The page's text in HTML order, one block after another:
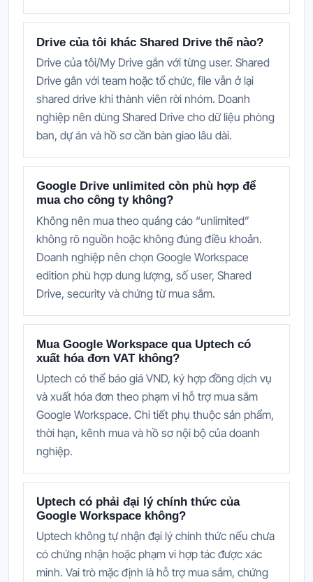
Drive của tôi khác Shared Drive thế nào?
Drive của tôi/My Drive gắn với từng user. Shared
Drive gắn với team hoặc tổ chức, file vẫn ở lại
shared drive khi thành viên rời nhóm. Doanh
nghiệp nên dùng Shared Drive cho dữ liệu phòng
ban, dự án và hồ sơ cần bàn giao lâu dài.
Google Drive unlimited còn phù hợp để
mua cho công ty không?
Không nên mua theo quảng cáo “unlimited”
không rõ nguồn hoặc không đúng điều khoản.
Doanh nghiệp nên chọn Google Workspace
edition phù hợp dung lượng, số user, Shared
Drive, security và chứng từ mua sắm.
Mua Google Workspace qua Uptech có
xuất hóa đơn VAT không?
Uptech có thể báo giá VND, ký hợp đồng dịch vụ
và xuất hóa đơn theo phạm vi hỗ trợ mua sắm
Google Workspace. Chi tiết phụ thuộc sản phẩm,
thời hạn, kênh mua và hồ sơ nội bộ của doanh
nghiệp.
Uptech có phải đại lý chính thức của
Google Workspace không?
Uptech không tự nhận đại lý chính thức nếu chưa
có chứng nhận hoặc phạm vi hợp tác được xác
minh. Vai trò mặc định là hỗ trợ mua sắm, chứng